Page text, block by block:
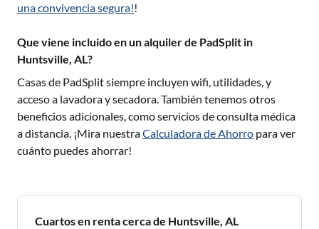
una convivencia segura!!
Que viene incluido en un alquiler de PadSplit in
Huntsville, AL?
Casas de PadSplit siempre incluyen wifi, utilidades, y
acceso a lavadora y secadora. También tenemos otros
beneficios adicionales, como servicios de consulta médica
a distancia. ¡Mira nuestraCalculadora de Ahorro para ver
cuánto puedes ahorrar!
Cuartos en renta cerca de Huntsville, AL